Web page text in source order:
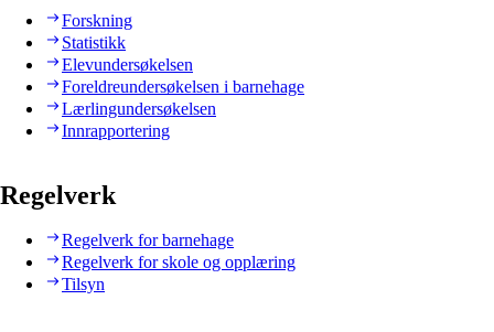
Forskning
Statistikk
Elevundersøkelsen
Foreldreundersøkelsen i barnehage
Lærlingundersøkelsen
Innrapportering
Regelverk
Regelverk for barnehage
Regelverk for skole og opplæring
Tilsyn